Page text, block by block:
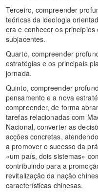
Terceiro, compreender
teóricas da ideologia
era e conhecer os princípios
subjacentes.
Quarto, compreender
estratégias e os principais
jornada.
Quinto, compreender
pensamento e a nova
compreender, de forma
tarefas relacionadas com
Nacional, converter as
acções concretas,
a promover o sucesso da
«um país, dois sistemas»
contribuindo para a
revitalização da nação
características chinesas.